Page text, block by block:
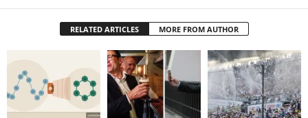
RELATED ARTICLES MORE FROM AUTHOR